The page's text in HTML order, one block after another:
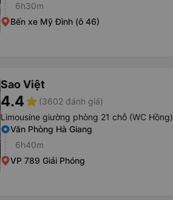
6h30m
Bến xe Mỹ Đình (ô 46)
Sao Việt
4.4star (3602 đánh giá)
Limousine giường phòng 21 chỗ (WC Hồng)
Văn Phòng Hà Giang
6h40m
VP 789 Giải Phóng